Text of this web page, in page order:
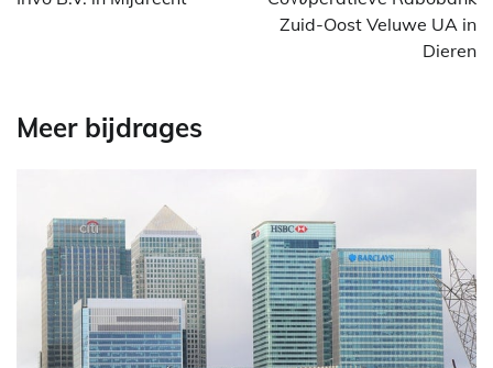
Zuid-Oost Veluwe UA in
Dieren
Meer bijdrages